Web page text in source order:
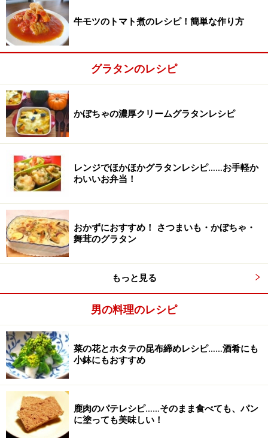
生クリームをひたひたになるまで注ぐ。これをオーブン
で焼いて完成。
い。
※衛生面および保存状態に起因して食中毒や体調不良を引き起こ
す場合があります。必ず清潔な状態で、正しい方法で行い、なる
べく早めにお召し上がりください。また、持ち運びの際は保存方
法に注意してください。
【編集部おすすめの購入サイト】
牛モツのトマト煮のレシピ！簡単な作り方
グラタンのレシピ
かぼちゃの濃厚クリームグラタンレシピ
レンジでほかほかグラタンレシピ……お手軽か
わいいお弁当！
おかずにおすすめ！ さつまいも・かぼちゃ・
舞茸のグラタン
もっと見る
男の料理のレシピ
菜の花とホタテの昆布締めレシピ……酒肴にも
小鉢にもおすすめ
鹿肉のパテレシピ……そのまま食べても、パン
に塗っても美味しい！